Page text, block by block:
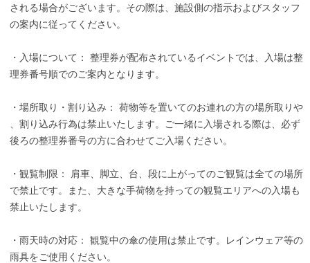
される場合がございます。その際は、施設側の指示およびスタッフ
の案内に従ってください。
・入場について： 整理券が配布されているイベントでは、入場は整
理券番号順でのご案内となります。
・場所取り・割り込み： 荷物等を置いてのお連れの方の場所取りや
、割り込み行為は禁止いたします。ご一緒に入場される際は、必ず
後ろの整理券番号の方に合わせてご入場ください。
・観覧制限： 肩車、脚立、台、段に上がってのご観覧は全ての場所
で禁止です。また、大きな手荷物を持っての観覧エリアへの入場も
禁止いたします。
・雨天時の対応： 観覧中の傘の使用は禁止です。レインウェア等の
雨具をご使用ください。